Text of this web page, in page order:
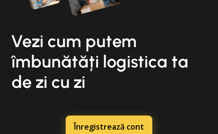
Vezi cum putem
îmbunătăți logistica ta
de zi cu zi
Înregistrează cont